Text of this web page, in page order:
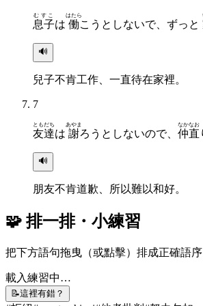
息子
むすこ
は 働
はたら
こうとしないで、ずっと
🔊
兒子不肯工作、一直待在家裡。
7
友達
ともだち
は 謝
あやま
ろうとしないので、 仲直
なかなお
🔊
朋友不肯道歉、所以難以和好。
🧩 排一排・小練習
把下方語句拖曳（或點擊）排成正確語
載入練習中…
📝這裡有錯？